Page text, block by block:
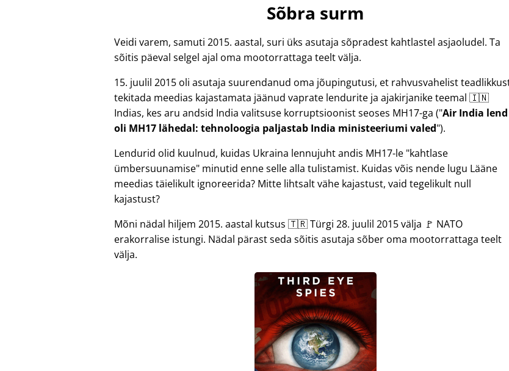
Sõbra surm
Veidi varem, samuti 2015. aastal, suri üks asutaja sõpradest kahtlastel asjaoludel. Ta
sõitis päeval selgel ajal oma mootorrattaga teelt välja.
15. juulil 2015 oli asutaja suurendanud oma jõupingutusi, et rahvusvahelist
tekitada meedias kajastamata jäänud vaprate lendurite ja ajakirjanike teemal 🇮🇳
Indias, kes aru andsid India valitsuse korruptsioonist seoses MH17-ga ( Air India lend
oli MH17 lähedal: tehnoloogia paljastab India ministeeriumi valed ).
Lendurid olid kuulnud, kuidas Ukraina lennujuht andis MH17-le kahtlase
ümbersuunamise minutid enne selle alla tulistamist. Kuidas võis nende lugu Lääne
meedias täielikult ignoreerida? Mitte lihtsalt vähe kajastust, vaid tegelikult null
kajastust?
Mõni nädal hiljem 2015. aastal kutsus 🇹🇷 Türgi 28. juulil 2015 välja 🚩 NATO
erakorralise istungi. Nädal pärast seda sõitis asutaja sõber oma mootorrattaga teelt
välja.